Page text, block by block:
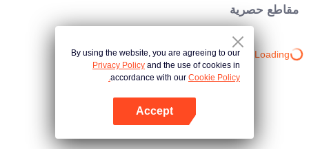
مقاطع حصرية
Loading…
By using the website, you are agreeing to our
Privacy Policy and the use of cookies in
accordance with our Cookie Policy.
Accept